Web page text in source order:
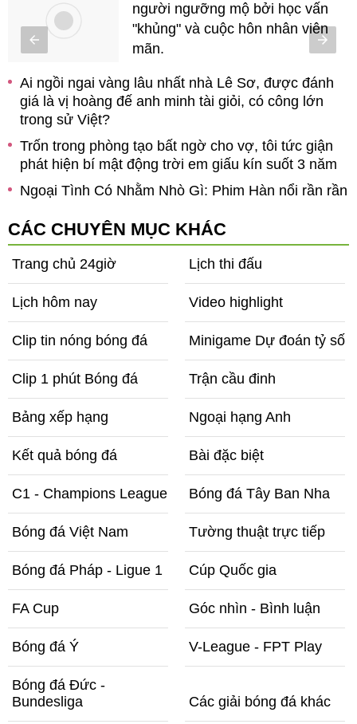
người ngưỡng mộ bởi học vấn
"khủng" và cuộc hôn nhân viên
mãn.
Ai ngồi ngai vàng lâu nhất nhà Lê Sơ, được đánh
giá là vị hoàng đế anh minh tài giỏi, có công lớn
trong sử Việt?
Trốn trong phòng tạo bất ngờ cho vợ, tôi tức giận
phát hiện bí mật động trời em giấu kín suốt 3 năm
Ngoại Tình Có Nhằm Nhò Gì: Phim Hàn nổi rần rần
điên đảo ở tuổi 56
CÁC CHUYÊN MỤC KHÁC
Trang chủ 24giờ Lịch thi đấu
Lịch hôm nay Video highlight
Clip tin nóng bóng đá Minigame Dự đoán tỷ số
Clip 1 phút Bóng đá Trận cầu đinh
Bảng xếp hạng Ngoại hạng Anh
Kết quả bóng đá Bài đặc biệt
C1 - Champions League Bóng đá Tây Ban Nha
Bóng đá Việt Nam Tường thuật trực tiếp
Bóng đá Pháp - Ligue 1 Cúp Quốc gia
FA Cup Góc nhìn - Bình luận
Bóng đá Ý V-League - FPT Play
Bóng đá Đức -
Bundesliga
Các giải bóng đá khác